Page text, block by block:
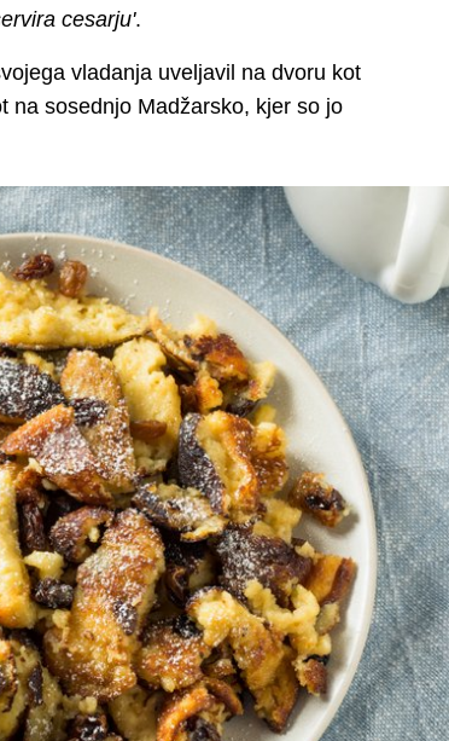
cesarju'.
vladanja uveljavil na dvoru kot
na sosednjo Madžarsko, kjer so jo